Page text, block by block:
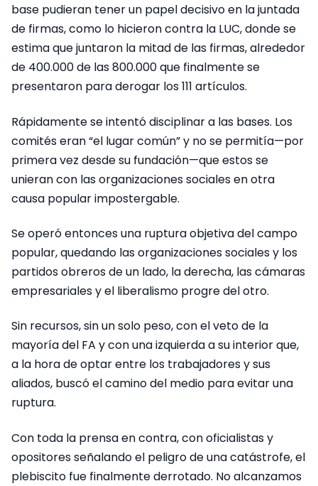
base pudieran tener un papel decisivo en la juntada
de firmas, como lo hicieron contra la LUC, donde se
estima que juntaron la mitad de las firmas, alrededor
de 400.000 de las 800.000 que finalmente se
presentaron para derogar los 111 artículos.
Rápidamente se intentó disciplinar a las bases. Los
comités eran “el lugar común” y no se permitía—por
primera vez desde su fundación—que estos se
unieran con las organizaciones sociales en otra
causa popular impostergable.
Se operó entonces una ruptura objetiva del campo
popular, quedando las organizaciones sociales y los
partidos obreros de un lado, la derecha, las cámaras
empresariales y el liberalismo progre del otro.
Sin recursos, sin un solo peso, con el veto de la
mayoría del FA y con una izquierda a su interior que,
a la hora de optar entre los trabajadores y sus
aliados, buscó el camino del medio para evitar una
ruptura.
Con toda la prensa en contra, con oficialistas y
opositores señalando el peligro de una catástrofe, el
plebiscito fue finalmente derrotado. No alcanzamos